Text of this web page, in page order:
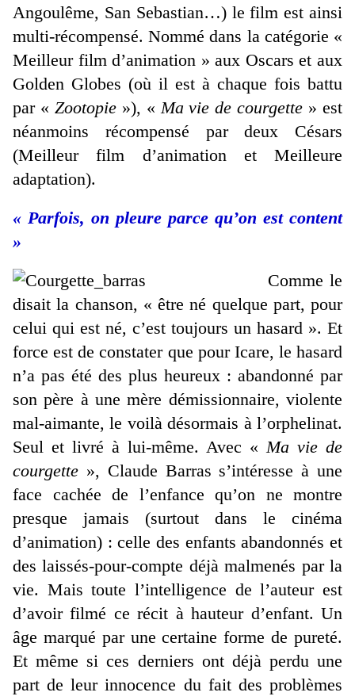
Angoulême, San Sebastian…) le film est ainsi
multi-récompensé. Nommé dans la catégorie «
Meilleur film d’animation » aux Oscars et aux
Golden Globes (où il est à chaque fois battu
par « Zootopie »), «Ma vie de courgette » est
néanmoins récompensé par deux Césars
(Meilleur film d’animation et Meilleure
adaptation).
« Parfois, on pleure parce qu’on est content
»
Comme le
disait la chanson, « être né quelque part, pour
celui qui est né, c’est toujours un hasard ». Et
force est de constater que pour Icare, le hasard
n’a pas été des plus heureux : abandonné par
son père à une mère démissionnaire, violente
mal-aimante, le voilà désormais à l’orphelinat.
Seul et livré à lui-même. Avec «Ma vie de
courgette », Claude Barras s’intéresse à une
face cachée de l’enfance qu’on ne montre
presque jamais (surtout dans le cinéma
d’animation) : celle des enfants abandonnés et
des laissés-pour-compte déjà malmenés par la
vie. Mais toute l’intelligence de l’auteur est
d’avoir filmé ce récit à hauteur d’enfant. Un
âge marqué par une certaine forme de pureté.
Et même si ces derniers ont déjà perdu une
part de leur innocence du fait des problèmes